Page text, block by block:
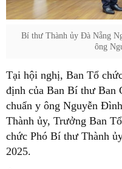
Bí thư Thành ủy Đà Nẵng
ông
Tại hội nghị, Ban Tổ
định của Ban Bí thư Ban
chuẩn y ông Nguyễn
Thành ủy, Trưởng Ban
chức Phó Bí thư Thành
2025.